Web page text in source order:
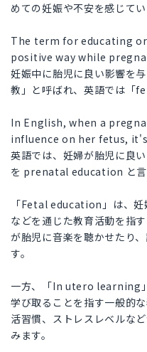
めての妊娠や不安を感じてい
The term for educating
positive way while
妊娠中に胎児に良い影響を
教」と呼ばれ、英語では「
In English, when a
influence on her fetus,
英語では、妊婦が胎児に良
を prenatal education と言
「Fetal education」は、
などを通じた教育活動を指
が胎児に音楽を聴かせたり
す。
一方、「In utero learning
学び取ることを指す一般的
活習慣、ストレスレベルな
みます。